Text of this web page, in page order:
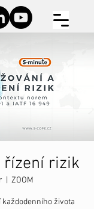
řízení rizik
ZOOM
života